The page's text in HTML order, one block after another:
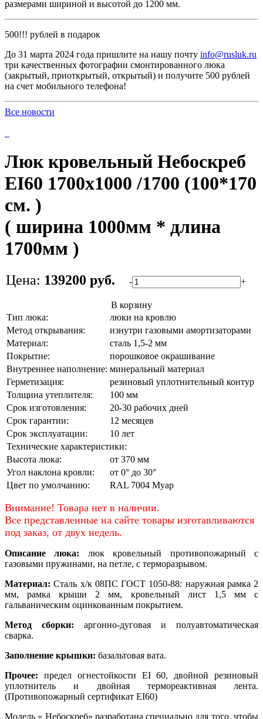
размерами шириной и высотой до 1200 мм.
500!!! рублей в подарок
До 31 марта 2024 года пришлите на нашу почту info@rusluk.ru
три качественных фотографии смонтированного люка
(закрытый, приоткрытый, открытый) и получите 500 рублей
на счет мобильного телефона!
Все новости
Люк кровельный Небоскреб
EI60 1700x1000 /1700 (100*170
см. )
( ширина 1000мм * длина
1700мм )
Цена: 139200 руб. - +
В корзину
Тип люка:
люки на кровлю
Метод открывания:
изнутри газовыми амортизаторами
Материал:
сталь 1,5-2 мм
Покрытие:
порошковое окрашивание
Внутреннее наполнение: минеральный материал
Герметизация:
резиновый уплотнительный контур
Толщина утеплителя:
100 мм
Срок изготовления:
20-30 рабочих дней
Срок гарантии:
12 месяцев
Срок эксплуатации:
10 лет
Технические характеристики:
Высота люка:
от 370 мм
Угол наклона кровли:
от 0° до 30°
Цвет по умолчанию:
RAL 7004 Муар
Внимание! Товара нет в наличии.
Все представленные на сайте товары изготавливаются
под заказ, от двух недель.
Описание люка: люк кровельный противопожарный с
газовыми пружинами, на петле, с терморазрывом.
Материал: Сталь х/к 08ПС ГОСТ 1050-88: наружная рамка 2
мм, рамка крыши 2 мм, кровельный лист 1,5 мм с
гальваническим оцинкованным покрытием.
Метод сборки: аргонно-дуговая и полуавтоматическая
сварка.
Заполнение крышки: базальтовая вата.
Прочее: предел огнестойкости EI 60, двойной резиновый
уплотнитель и двойная термореактивная лента.
(Противопожарный сертификат EI60)
Модель « Небоскреб» разработана специально для того, чтобы